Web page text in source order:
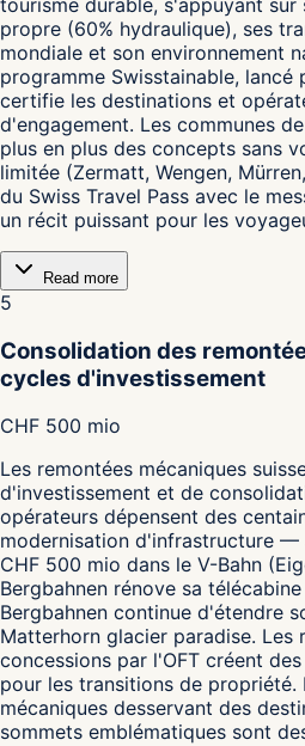
propre (60% hydraulique), ses
mondiale et son environnement
programme Swisstainable, lancé
certifie les destinations et
d'engagement. Les communes
plus en plus des concepts sans
limitée (Zermatt, Wengen,
du Swiss Travel Pass avec le
un récit puissant pour les
Read more
5
Consolidation des
cycles d'investissement
CHF 500 mio
Les remontées mécaniques
d'investissement et de
opérateurs dépensent des
modernisation d'infrastructure —
CHF 500 mio dans le V-Bahn
Bergbahnen rénove sa
Bergbahnen continue d'étendre
Matterhorn glacier paradise. Les
concessions par l'OFT créent
pour les transitions de propriété.
mécaniques desservant des
sommets emblématiques sont